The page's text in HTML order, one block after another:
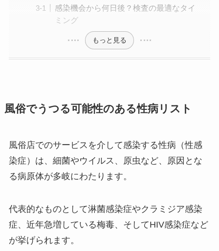
感染機会から何日後？検査の最適なタイ
ミング
もっと見る
風俗でうつる可能性のある性病リスト
風俗店でのサービスを介して感染する性病（性感
染症）は、細菌やウイルス、原虫など、原因とな
る病原体が多岐にわたります。
代表的なものとして淋菌感染症やクラミジア感染
症、近年急増している梅毒、そしてHIV感染症など
が挙げられます。